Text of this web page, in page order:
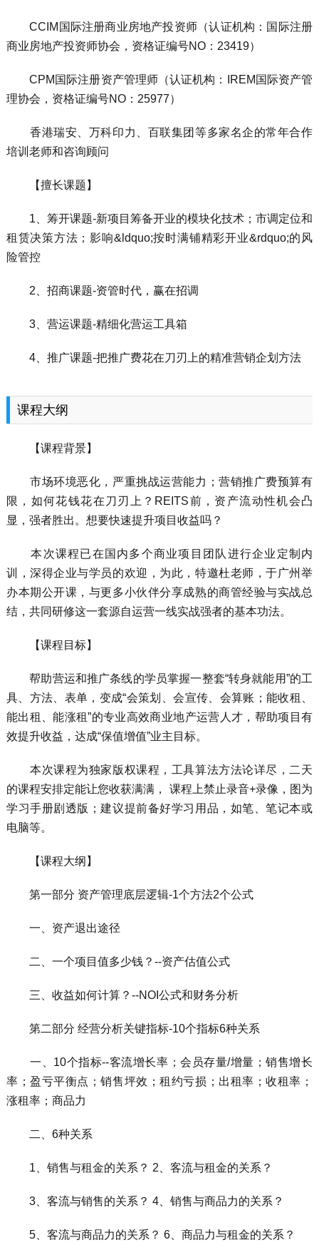
CCIM国际注册商业房地产投资师（认证机构：国际注册
商业房地产投资师协会，资格证编号NO：23419）
CPM国际注册资产管理师（认证机构：IREM国际资产管
理协会，资格证编号NO：25977）
香港瑞安、万科印力、百联集团等多家名企的常年合作
培训老师和咨询顾问
【擅长课题】
1、筹开课题-新项目筹备开业的模块化技术；市调定位和
租赁决策方法；影响&ldquo;按时满铺精彩开业&rdquo;的风
险管控
2、招商课题-资管时代，赢在招调
3、营运课题-精细化营运工具箱
4、推广课题-把推广费花在刀刃上的精准营销企划方法
课程大纲
【课程背景】
市场环境恶化，严重挑战运营能力；营销推广费预算有
限，如何花钱花在刀刃上？REITS前，资产流动性机会凸
显，强者胜出。想要快速提升项目收益吗？
本次课程已在国内多个商业项目团队进行企业定制内
训，深得企业与学员的欢迎，为此，特邀杜老师，于广州举
办本期公开课，与更多小伙伴分享成熟的商管经验与实战总
结，共同研修这一套源自运营一线实战强者的基本功法。
【课程目标】
帮助营运和推广条线的学员掌握一整套“转身就能用”的工
具、方法、表单，变成“会策划、会宣传、会算账；能收租、
能出租、能涨租”的专业高效商业地产运营人才，帮助项目有
效提升收益，达成“保值增值”业主目标。
本次课程为独家版权课程，工具算法方法论详尽，二天
的课程安排定能让您收获满满， 课程上禁止录音+录像，图为
学习手册剧透版；建议提前备好学习用品，如笔、笔记本或
电脑等。
【课程大纲】
第一部分 资产管理底层逻辑-1个方法2个公式
一、资产退出途径
二、一个项目值多少钱？--资产估值公式
三、收益如何计算？--NOI公式和财务分析
第二部分 经营分析关键指标-10个指标6种关系
一、10个指标--客流增长率；会员存量/增量；销售增长
率；盈亏平衡点；销售坪效；租约亏损；出租率；收租率；
涨租率；商品力
二、6种关系
1、销售与租金的关系？ 2、客流与租金的关系？
3、客流与销售的关系？ 4、销售与商品力的关系？
5、客流与商品力的关系？ 6、商品力与租金的关系？